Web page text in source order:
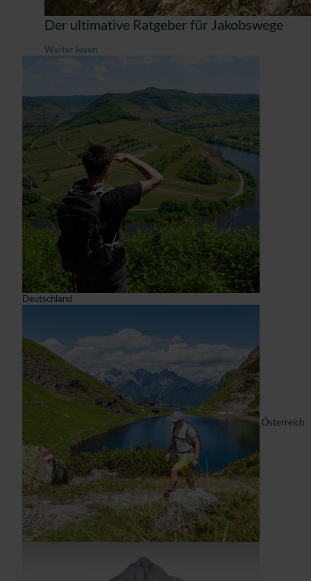
Der ultimative Ratgeber für Jakobswege
Weiter lesen
Deutschland
Österreich